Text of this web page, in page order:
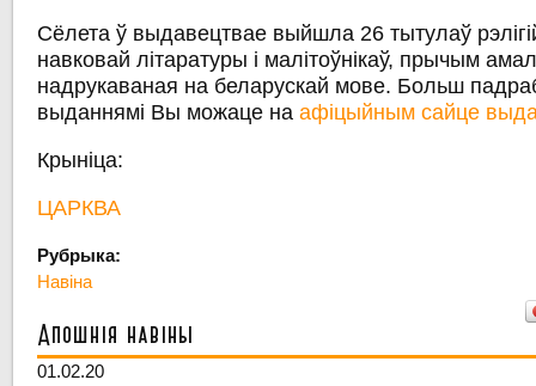
Сёлета ў выдавецтвае выйшла 26 тытулаў
навковай літаратуры і малiтоўнiкаў, прычым
надрукаваная на беларускай мове. Больш
выданнямі Вы можаце наафіцыйным сайце
Крыніца:
ЦАРКВА
Рубрыка:
Навіна
Апошнія навіны
01.02.20